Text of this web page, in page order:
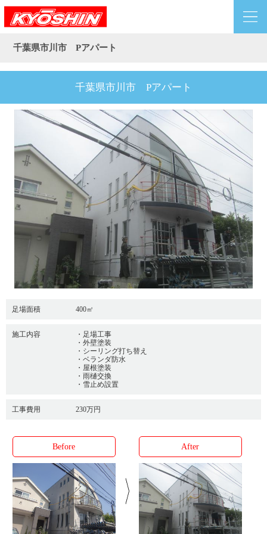
千葉県市川市 Pアパート
千葉県市川市 Pアパート
足場面積 400㎡
施工内容
・足場工事
・外壁塗装
・シーリング打ち替え
・ベランダ防水
・屋根塗装
・雨樋交換
・雪止め設置
工事費用 230万円
Before After